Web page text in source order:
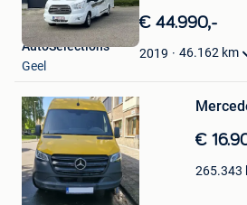
in
Mijn
Favorieten
€ 44.990,-
2019 46.162 km
AutoSelections
Geel
in
Mijn
Favorieten
€
265.343
Diana Cipli